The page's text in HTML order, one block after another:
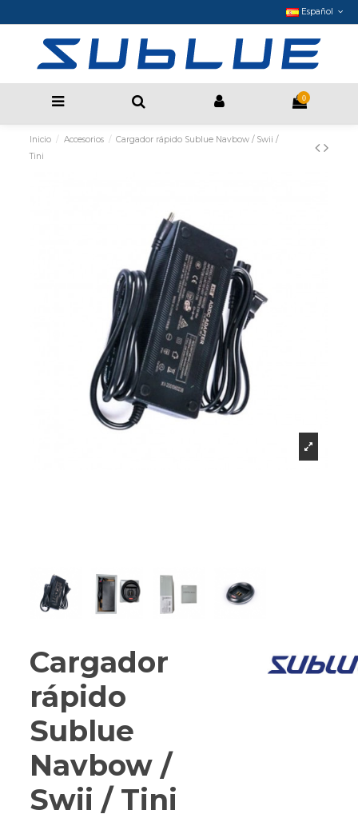
Español
0
Inicio Accesorios
Cargador rápido Sublue Navbow / Swii /
Tini
Cargador
rápido
Sublue
Navbow /
Swii / Tini